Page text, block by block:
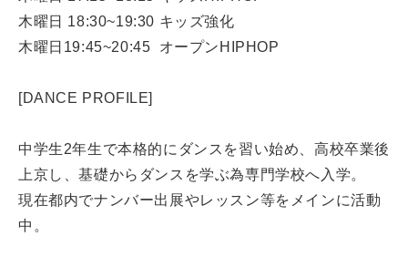
木曜日 18:30~19:30 キッズ強化
木曜日19:45~20:45 オープンHIPHOP
[DANCE PROFILE]
中学生2年生で本格的にダンスを習い始め、高校卒業後
上京し、基礎からダンスを学ぶ為専門学校へ入学。
現在都内でナンバー出展やレッスン等をメインに活動
中。